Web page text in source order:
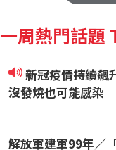
一周熱門話題
新冠疫情持續飆升 常見八大症狀
沒發燒也可能感染
解放軍建軍99年／